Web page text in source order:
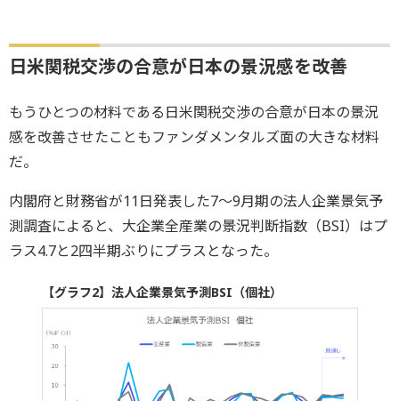
日米関税交渉の合意が日本の景況感を改善
もうひとつの材料である日米関税交渉の合意が日本の景況
感を改善させたこともファンダメンタルズ面の大きな材料
だ。
内閣府と財務省が11日発表した7～9月期の法人企業景気予
測調査によると、大企業全産業の景況判断指数（BSI）はプ
ラス4.7と2四半期ぶりにプラスとなった。
【グラフ2】法人企業景気予測BSI（個社）